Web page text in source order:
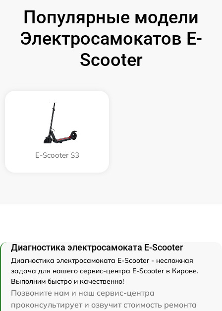
Популярные модели
Электросамокатов E-
Scooter
E-Scooter S3
Диагностика электросамоката E-Scooter
Диагностика электросамоката E-Scooter - несложная
задача для нашего сервис-центра E-Scooter в Кирове.
Выполним быстро и качественно!
Позвоните нам и наш сервис-центра
проконсультирует и озвучит стоимость ремонта